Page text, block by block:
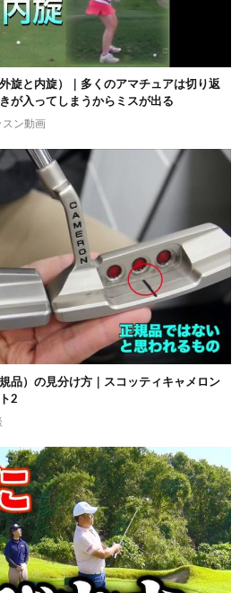
旋と内旋）｜多くのアマチュアは切り返
が入ってしまうからミスが出る
スン動画
品）の見分け方｜スコッティキャメロン
2